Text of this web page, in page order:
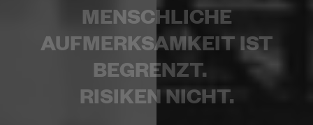
MENSCHLICHE
AUFMERKSAMKEIT IST
BEGRENZT.
RISIKEN NICHT.